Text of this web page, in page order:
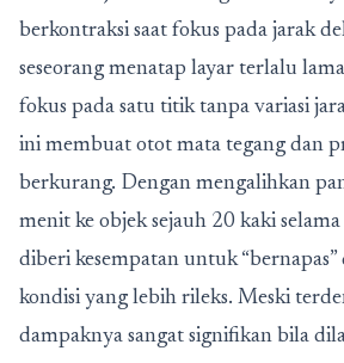
berkontraksi saat fokus pada jarak
seseorang menatap layar terlalu
fokus pada satu titik tanpa variasi
ini membuat otot mata tegang dan
berkurang. Dengan mengalihkan
menit ke objek sejauh 20 kaki
diberi kesempatan untuk “bernapas”
kondisi yang lebih rileks. Meski
dampaknya sangat signifikan bila